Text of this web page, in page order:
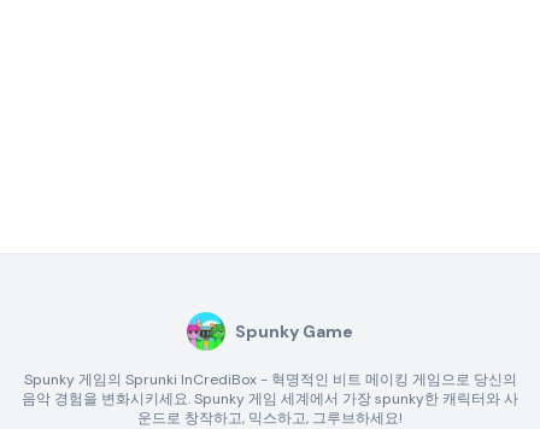
Spunky Game
Spunky 게임의 Sprunki InCrediBox - 혁명적인 비트 메이킹 게임으로 당신의
음악 경험을 변화시키세요. Spunky 게임 세계에서 가장 spunky한 캐릭터와 사
운드로 창작하고, 믹스하고, 그루브하세요!